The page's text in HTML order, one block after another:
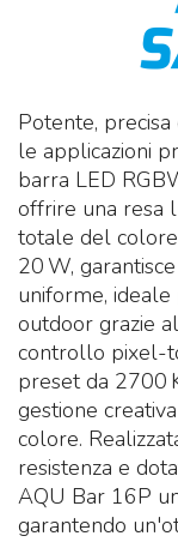
Potente,
le applicazioni
barra LED
offrire una resa
totale del
20 W,
uniforme,
outdoor grazie
controllo pixel-
preset da 2700
gestione
colore.
resistenza e
AQU Bar 16P
garantendo